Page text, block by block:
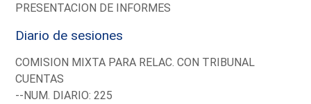
PRESENTACION DE INFORMES
Diario de sesiones
COMISION MIXTA PARA RELAC. CON TRIBUNAL
CUENTAS
--NUM. DIARIO: 225